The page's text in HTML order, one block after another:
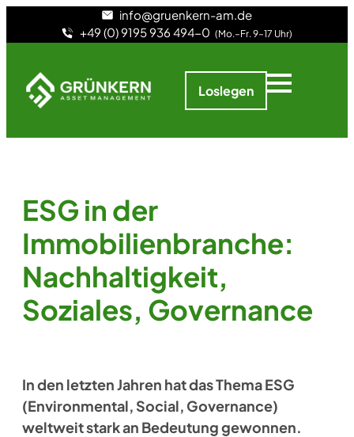
info@gruenkern-am.de
+49 (0) 9195 936 494-0 (Mo.–Fr. 9–17 Uhr)
Loslegen
ESG in der
Immobilienbranche:
Nachhaltigkeit,
Soziales, Governance
In den letzten Jahren hat das Thema ESG
(Environmental, Social, Governance)
weltweit stark an Bedeutung gewonnen.